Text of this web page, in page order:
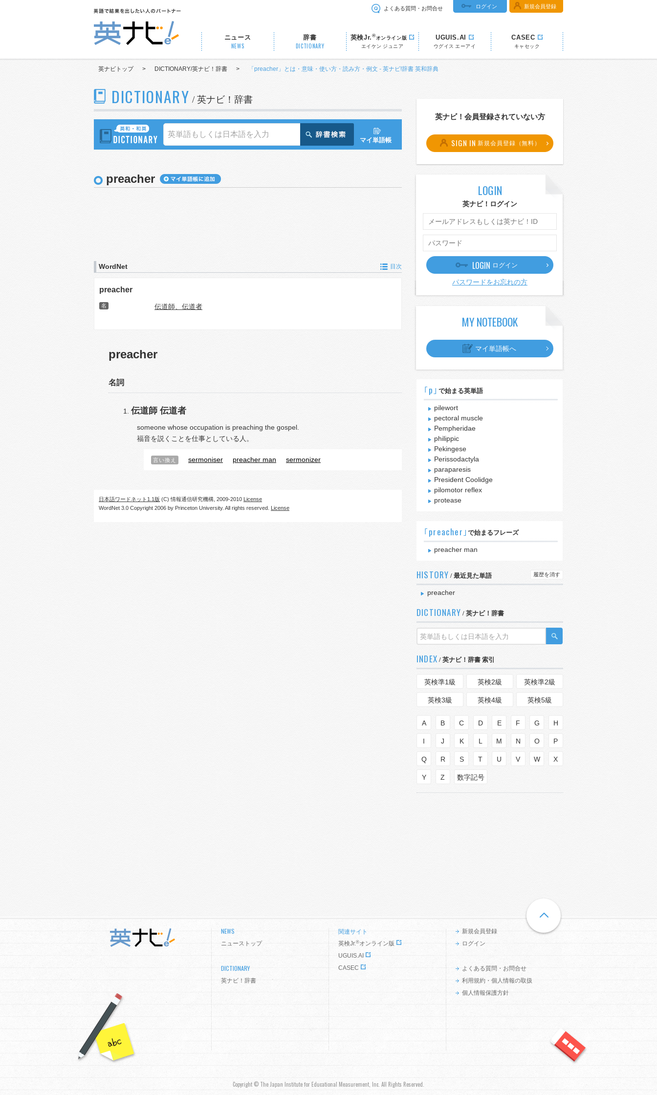
よくある質問・お問合せ ログイン 新規会員登録
ニュース
NEWS
辞書
DICTIONARY
英検Jr.®オンライン版
エイケン ジュニア
UGUIS.AI
ウグイス エーアイ
CASEC
キャセック
英ナビトップ > DICTIONARY/英ナビ！辞書 > 「preacher」とは・意味・使い方・読み方・例文 - 英ナビ!辞書 英和辞典
DICTIONARY / 英ナビ！辞書
マイ単語帳
preacher
WordNet 目次
preacher
名 伝道師、伝道者
preacher
名詞
伝道師 伝道者
someone whose occupation is preaching the gospel.
福音を説くことを仕事としている人。
言い換え sermoniser preacher man sermonizer
日本語ワードネット1.1版 (C) 情報通信研究機構, 2009-2010 License
WordNet 3.0 Copyright 2006 by Princeton University. All rights reserved. License
英ナビ！会員登録されていない方
SIGN IN 新規会員登録（無料）
LOGIN
英ナビ！ログイン
LOGIN ログイン
パスワードをお忘れの方
MY NOTEBOOK
マイ単語帳へ
｢p｣ で始まる英単語
pilewort
pectoral muscle
Pempheridae
philippic
Pekingese
Perissodactyla
paraparesis
President Coolidge
pilomotor reflex
protease
｢preacher｣ で始まるフレーズ
preacher man
HISTORY / 最近見た単語 履歴を消す
preacher
DICTIONARY / 英ナビ！辞書
INDEX / 英ナビ！辞書 索引
英検準1級 英検2級 英検準2級
英検3級 英検4級 英検5級
A B C D E F G H
I J K L M N O P
Q R S T U V W X
Y Z 数字記号
NEWS
ニューストップ
DICTIONARY
英ナビ！辞書
関連サイト
英検Jr.®オンライン版
UGUIS.AI
CASEC
新規会員登録
ログイン
よくある質問・お問合せ
利用規約・個人情報の取扱
個人情報保護方針
Copyright © The Japan Institute for Educational Measurement, Inc. All Rights Reserved.